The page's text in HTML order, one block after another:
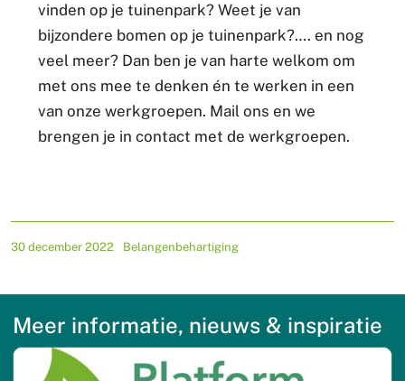
vinden op je tuinenpark? Weet je van
bijzondere bomen op je tuinenpark?…. en nog
veel meer? Dan ben je van harte welkom om
met ons mee te denken én te werken in een
van onze werkgroepen. Mail ons en we
brengen je in contact met de werkgroepen.
30 december 2022 Belangenbehartiging
Meer informatie, nieuws & inspiratie